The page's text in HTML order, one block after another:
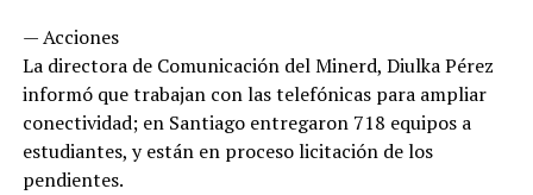
— Acciones
La directora de Comunicación del Minerd, Diulka Pérez
informó que trabajan con las telefónicas para ampliar
conectividad; en Santiago entregaron 718 equipos a
estudiantes, y están en proceso licitación de los
pendientes.